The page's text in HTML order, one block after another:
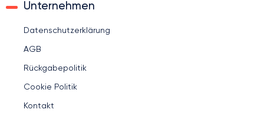
Unternehmen
Datenschutzerklärung
AGB
Rückgabepolitik
Cookie Politik
Kontakt